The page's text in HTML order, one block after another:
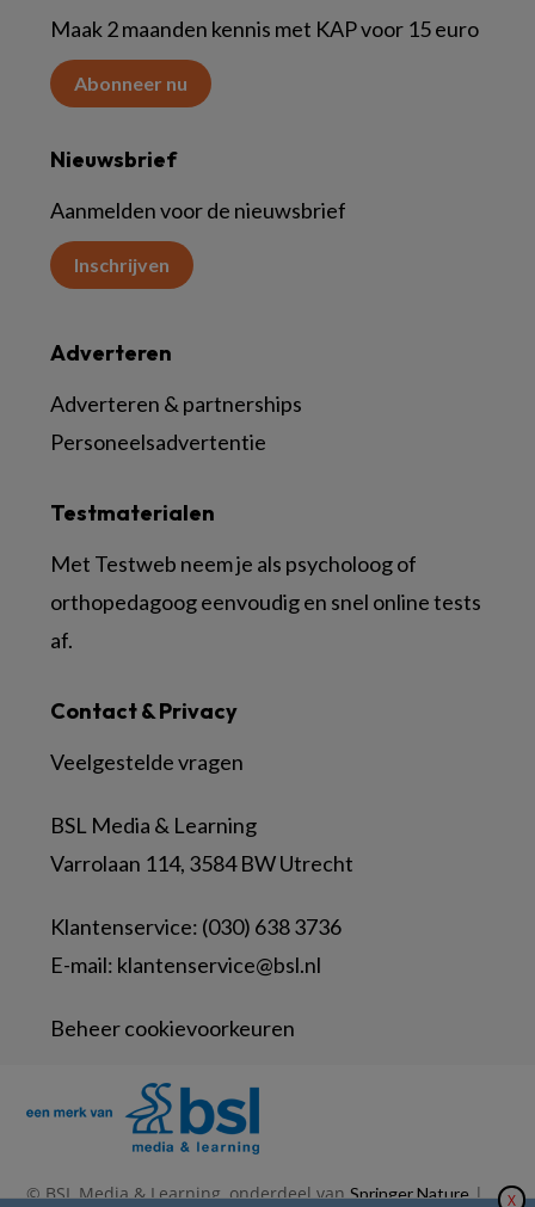
Maak 2 maanden kennis met KAP voor 15 euro
Abonneer nu
Nieuwsbrief
Aanmelden voor de nieuwsbrief
Inschrijven
Contact & Privacy
Veelgestelde vragen
BSL Media & Learning
Varrolaan 114, 3584 BW Utrecht
Klantenservice: (030) 638 3736
E-mail: klantenservice@bsl.nl
Beheer cookievoorkeuren
Testmaterialen
Met Testweb neem je als psycholoog of
orthopedagoog eenvoudig en snel online tests
af.
Adverteren
Adverteren & partnerships
Personeelsadvertentie
© BSL Media & Learning, onderdeel vanSpringer Nature|
X